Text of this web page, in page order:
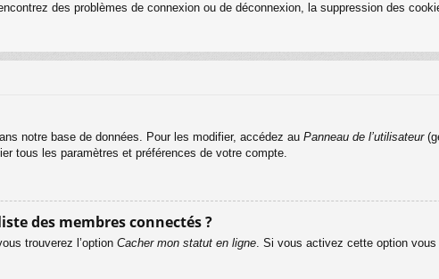
des problèmes de connexion ou de déconnexion, la suppression des
notre base de données. Pour les modifier, accédez au Panneau de l’utilisateur
tous les paramètres et préférences de votre compte.
des membres connectés ?
trouverez l’option Cacher mon statut en ligne . Si vous activez cette option